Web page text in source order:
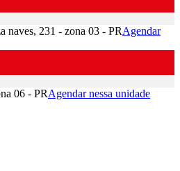
naves, 231 - zona 03 - PRAgendar
06 - PRAgendar nessa unidade